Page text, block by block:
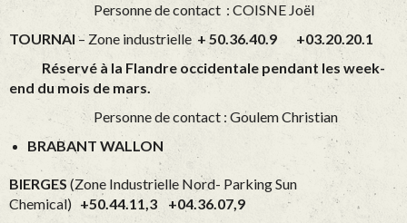
Personne de contact : COISNE Joël
TOURNAI– Zone industrielle + 50.36.40.9 +03.20.20.1
Réservé à la Flandre occidentale pendant les week-
end du mois de mars.
Personne de contact : Goulem Christian
BRABANT WALLON
BIERGES (Zone Industrielle Nord- Parking Sun
Chemical) +50.44.11,3 +04.36.07,9